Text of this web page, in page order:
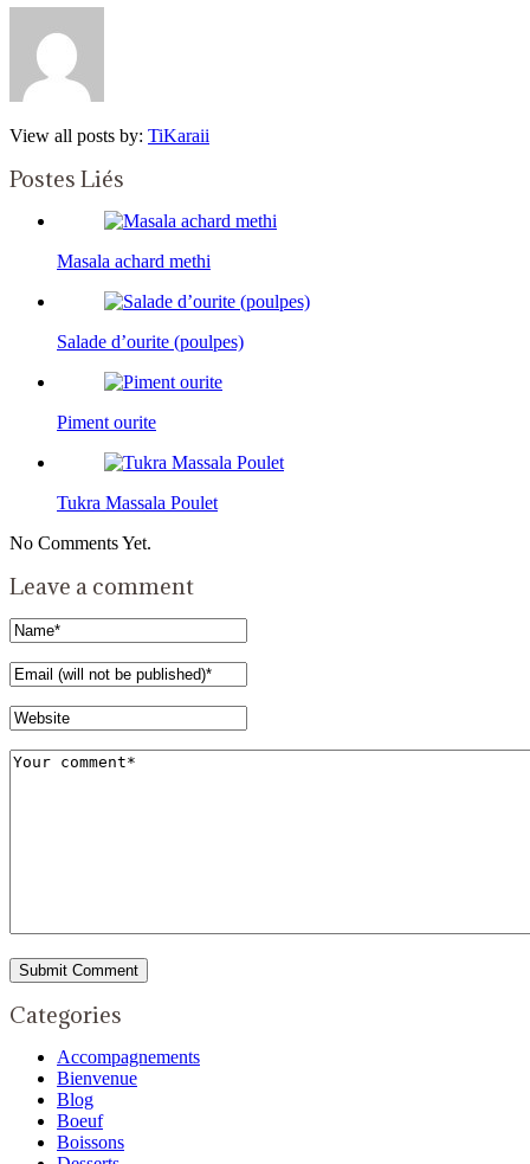
View all posts by: TiKaraii
Postes Liés
Masala achard methi
Salade d’ourite (poulpes)
Piment ourite
Tukra Massala Poulet
No Comments Yet.
Leave a comment
Categories
Accompagnements
Bienvenue
Blog
Boeuf
Boissons